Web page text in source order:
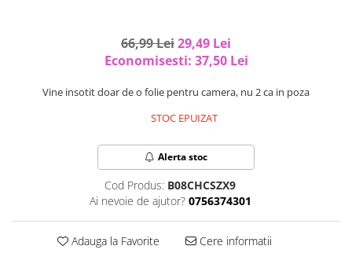
Laptop, Tablete & Telefoane
Laptopuri si Accesorii
Telefoane Mobile & accesorii
Electrocasnice & Climatizare
Accesorii si piese masini spalat
rufe si uscatoare
Accesorii si piese masini spalat
66,99 Lei29,49 Lei
Economisesti: 37,50 Lei
Vine insotit doar de o folie pentru camera, nu 2 ca in poza
STOC EPUIZAT
Alerta stoc
Cod Produs: B08CHCSZX9
Ai nevoie de ajutor? 0756374301
Adauga la Favorite Cere informatii